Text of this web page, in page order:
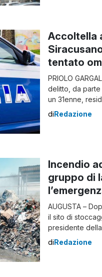
Accoltella
tentato
PRIOLO
delitto, da
un 31enne,
con l’accusa di
diRedazione
Incendio
gruppo di
AUGUSTA –
il sito di
presidente
annuncia
diRedazione